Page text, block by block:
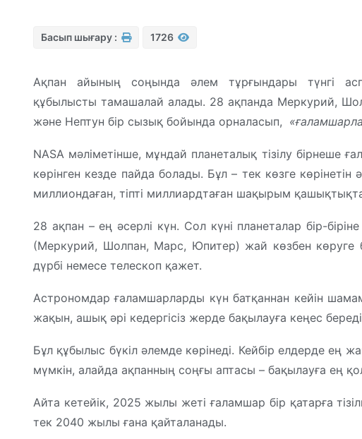
Басып шығару : 1726
Ақпан айының соңында әлем тұрғындары түнгі
құбылысты тамашалай алады. 28 ақпанда Меркурий,
және Нептун бір сызық бойында орналасып,
NASA мәліметінше, мұндай планеталық тізілу бірнеше
көрінген кезде пайда болады. Бұл – тек көзге
миллиондаған, тіпті миллиардтаған шақырым
28 ақпан – ең әсерлі күн. Сол күні планеталар бір-
(Меркурий, Шолпан, Марс, Юпитер) жай көзбен көруге
дүрбі немесе телескоп қажет.
Астрономдар ғаламшарларды күн батқаннан кейін
жақын, ашық әрі кедергісіз жерде бақылауға кеңес
Бұл құбылыс бүкіл әлемде көрінеді. Кейбір елдерде ең
мүмкін, алайда ақпанның соңғы аптасы – бақылауға ең
Айта кетейік, 2025 жылы жеті ғаламшар бір қатарға
тек 2040 жылы ғана қайталанады.